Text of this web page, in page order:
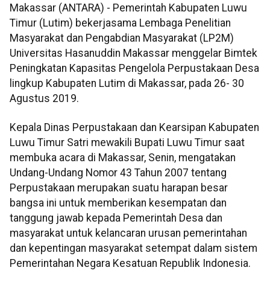
Makassar (ANTARA) - Pemerintah Kabupaten Luwu
Timur (Lutim) bekerjasama Lembaga Penelitian
Masyarakat dan Pengabdian Masyarakat (LP2M)
Universitas Hasanuddin Makassar menggelar Bimtek
Peningkatan Kapasitas Pengelola Perpustakaan Desa
lingkup Kabupaten Lutim di Makassar, pada 26- 30
Agustus 2019.
Kepala Dinas Perpustakaan dan Kearsipan Kabupaten
Luwu Timur Satri mewakili Bupati Luwu Timur saat
membuka acara di Makassar, Senin, mengatakan
Undang-Undang Nomor 43 Tahun 2007 tentang
Perpustakaan merupakan suatu harapan besar
bangsa ini untuk memberikan kesempatan dan
tanggung jawab kepada Pemerintah Desa dan
masyarakat untuk kelancaran urusan pemerintahan
dan kepentingan masyarakat setempat dalam sistem
Pemerintahan Negara Kesatuan Republik Indonesia.